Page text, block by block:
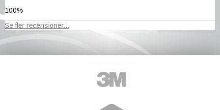
100%
Se fler recensioner...